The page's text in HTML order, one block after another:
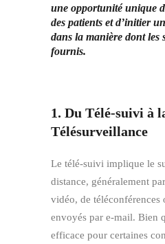
une opportunité unique
des patients et d’initier
dans la manière dont les
fournis.
1. Du Télé-suivi à
Télésurveillance
Le télé-suivi implique le
distance, généralement
vidéo, de téléconférences
envoyés par e-mail. Bien
efficace pour certaines